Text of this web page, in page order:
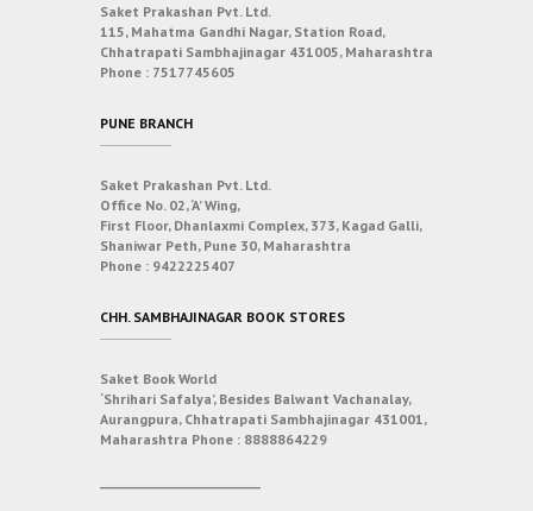
Saket Prakashan Pvt. Ltd.
115, Mahatma Gandhi Nagar, Station Road,
Chhatrapati Sambhajinagar 431005, Maharashtra
Phone : 7517745605
PUNE BRANCH
Saket Prakashan Pvt. Ltd.
Office No. 02, ‘A’ Wing,
First Floor, Dhanlaxmi Complex, 373, Kagad Galli,
Shaniwar Peth, Pune 30, Maharashtra
Phone : 9422225407
CHH. SAMBHAJINAGAR BOOK STORES
Saket Book World
‘Shrihari Safalya’, Besides Balwant Vachanalay,
Aurangpura, Chhatrapati Sambhajinagar 431001,
Maharashtra Phone : 8888864229